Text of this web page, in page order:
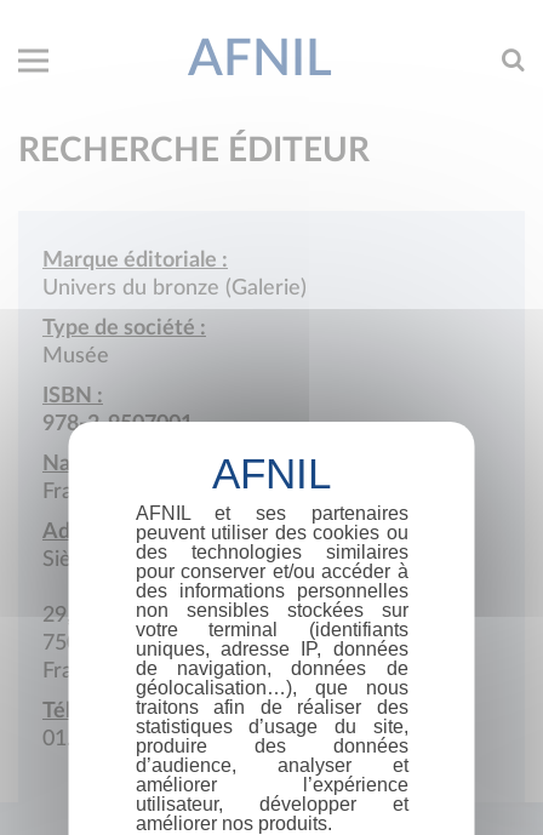
AFNIL
RECHERCHE ÉDITEUR
Marque éditoriale :
Univers du bronze (Galerie)
Type de société :
Musée
ISBN :
978-2-9507001
Nationalité :
France
Adresse :
Siège social
29, rue de Penthièvre
75008 Paris
France
Téléphone :
01.42.56.50.30
AFNIL et ses partenaires
peuvent utiliser des cookies ou
des technologies similaires
pour conserver et/ou accéder à
des informations personnelles
non sensibles stockées sur
votre terminal (identifiants
uniques, adresse IP, données
de navigation, données de
géolocalisation…), que nous
traitons afin de réaliser des
statistiques d’usage du site,
produire des données
d’audience, analyser et
améliorer l’expérience
utilisateur, développer et
améliorer nos produits.